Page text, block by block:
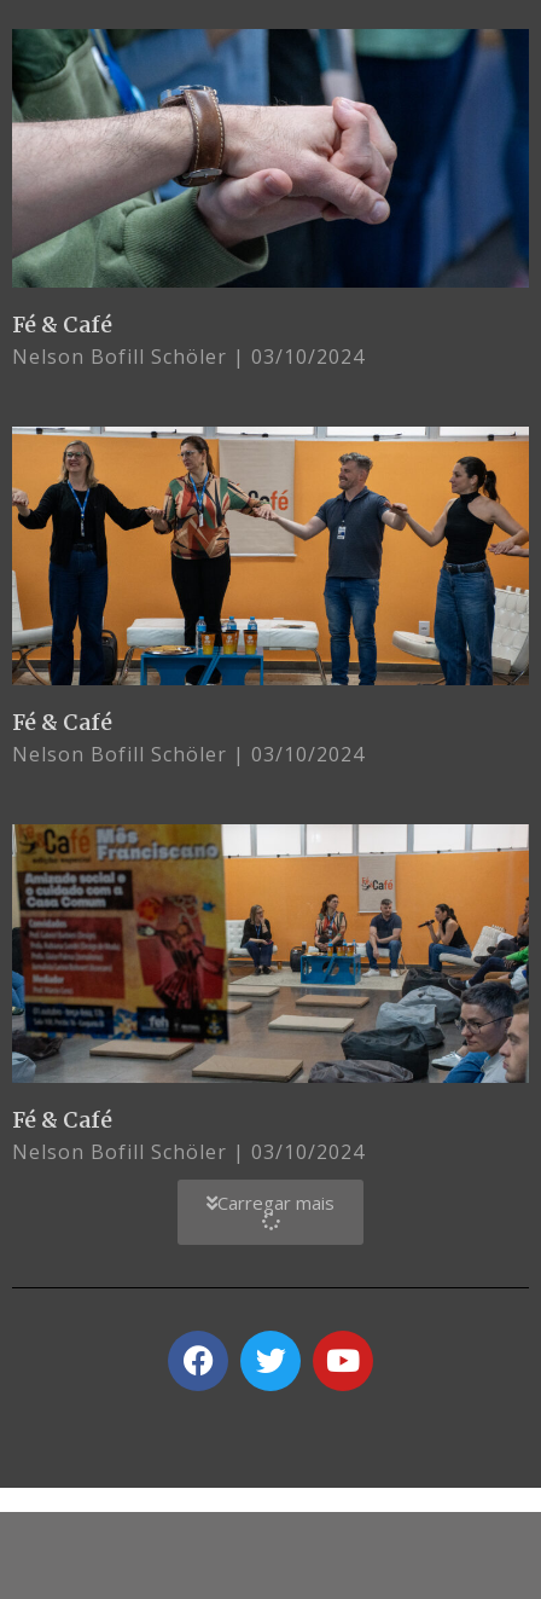
Fé & Café
Nelson Bofill Schöler 03/10/2024
Fé & Café
Nelson Bofill Schöler 03/10/2024
Fé & Café
Nelson Bofill Schöler 03/10/2024
Carregar mais